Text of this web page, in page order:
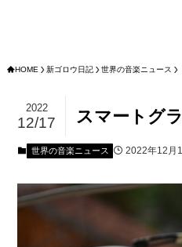
HOME 新ゴロウ日記 世界の音楽ニュース
スマートグ
2022
12/17
世界の音楽ニュース 2022年12月